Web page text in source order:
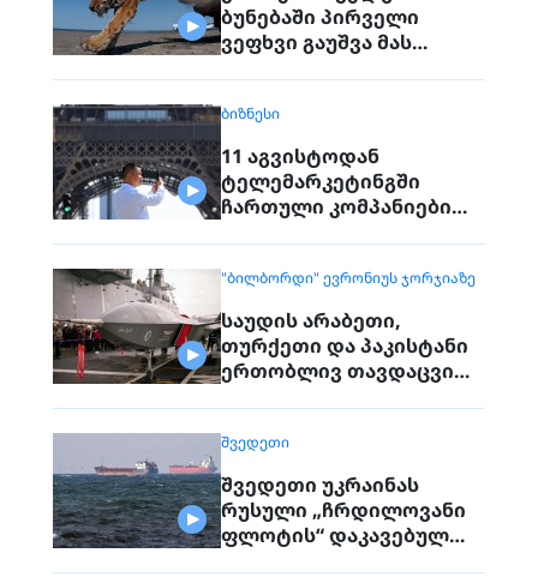
ბუნებაში პირველი
ვეფხვი გაუშვა მას
გაქრა თურანული ვეფხვი
ᲑᲘᲖᲜᲔᲡᲘ
11 აგვისტოდან
ტელემარკეტინგში
ჩართული კომპანიები
მოქალაქეებს
"ᲑᲘᲚᲑᲝᲠᲓᲘ" ᲔᲕᲠᲝᲜᲘᲣᲡ ᲯᲝᲠᲯᲘᲐᲖᲔ
საუდის არაბეთი,
თურქეთი და პაკისტანი
ერთობლივ თავდაცვით
ᲨᲕᲔᲓᲔᲗᲘ
შვედეთი უკრაინას
რუსული „ჩრდილოვანი
ფლოტის“ დაკავებულ